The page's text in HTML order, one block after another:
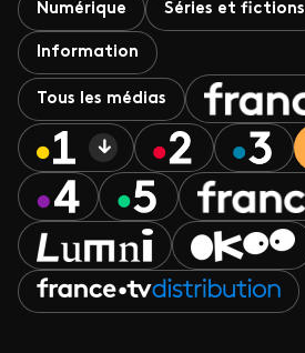
Numérique Séries et fictions
Information
Tous les médias